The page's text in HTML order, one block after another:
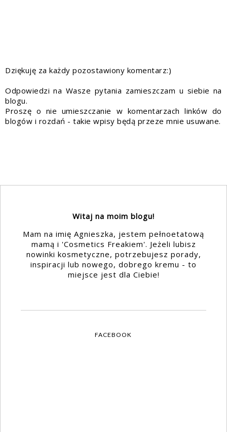
Dziękuję za każdy pozostawiony komentarz:)
Odpowiedzi na Wasze pytania zamieszczam u siebie na
blogu.
Proszę o nie umieszczanie w komentarzach linków do
blogów i rozdań - takie wpisy będą przeze mnie usuwane.
Witaj na moim blogu!
Mam na imię Agnieszka, jestem pełnoetatową
mamą i 'Cosmetics Freakiem'. Jeżeli lubisz
nowinki kosmetyczne, potrzebujesz porady,
inspiracji lub nowego, dobrego kremu - to
miejsce jest dla Ciebie!
FACEBOOK